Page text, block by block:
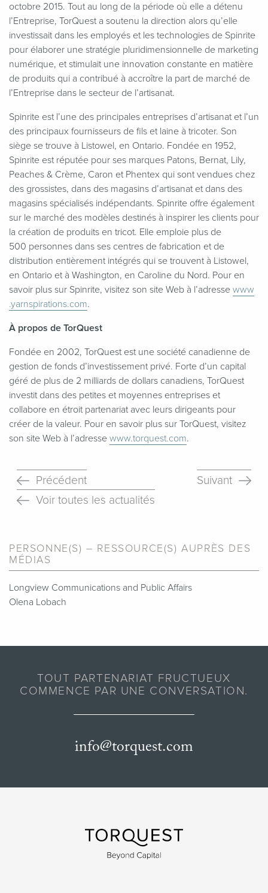
octobre 2015. Tout au long de la période où elle a détenu
l’Entreprise, TorQuest a soutenu la direction alors qu’elle
investissait dans les employés et les technologies de Spinrite
pour élaborer une stratégie pluridimensionnelle de marketing
numérique, et stimulait une innovation constante en matière
de produits qui a contribué à accroître la part de marché de
l’Entreprise dans le secteur de l’artisanat.
Spinrite est l’une des principales entreprises d’artisanat et l’un
des principaux fournisseurs de fils et laine à tricoter. Son
siège se trouve à Listowel, en Ontario. Fondée en 1952,
Spinrite est réputée pour ses marques Patons, Bernat, Lily,
Peaches & Crème, Caron et Phentex qui sont vendues chez
des grossistes, dans des magasins d’artisanat et dans des
magasins spécialisés indépendants. Spinrite offre également
sur le marché des modèles destinés à inspirer les clients pour
la création de produits en tricot. Elle emploie plus de
500 personnes dans ses centres de fabrication et de
distribution entièrement intégrés qui se trouvent à Listowel,
en Ontario et à Washington, en Caroline du Nord. Pour en
savoir plus sur Spinrite, visitez son site Web à l’adresse www​
.yarn​spi​ra​tions​.com.
À propos de TorQuest
Fondée en 2002, TorQuest est une société canadienne de
gestion de fonds d’investissement privé. Forte d’un capital
géré de plus de 2 milliards de dollars canadiens, TorQuest
investit dans des petites et moyennes entreprises et
collabore en étroit partenariat avec leurs dirigeants pour
créer de la valeur. Pour en savoir plus sur TorQuest, visitez
son site Web à l’adresse www​.torquest​.com.
Précédent
Suivant
Voir toutes les actualités
PERSONNE(S) – RESSOURCE(S) AUPRÈS DES
MÉDIAS
Longview Communications and Public Affairs
Olena Lobach
TOUT PARTENARIAT FRUCTUEUX
COMMENCE PAR UNE CONVERSATION.
info@torquest.com